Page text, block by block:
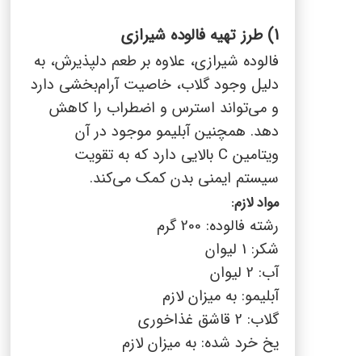
1) طرز تهیه فالوده شیرازی
فالوده شیرازی، علاوه بر طعم دلپذیرش، به
دلیل وجود گلاب، خاصیت آرام‌بخشی دارد
و می‌تواند استرس و اضطراب را کاهش
دهد. همچنین آبلیمو موجود در آن
ویتامین C بالایی دارد که به تقویت
سیستم ایمنی بدن کمک می‌کند.
مواد لازم:
رشته فالوده: 200 گرم
شکر: 1 لیوان
آب: 2 لیوان
آبلیمو: به میزان لازم
گلاب: 2 قاشق غذاخوری
یخ خرد شده: به میزان لازم